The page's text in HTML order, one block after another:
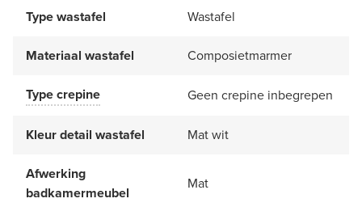
Type wastafel Wastafel
Materiaal wastafel Composietmarmer
Type crepine Geen crepine inbegrepen
Kleur detail wastafel Mat wit
Afwerking
badkamermeubel
Mat